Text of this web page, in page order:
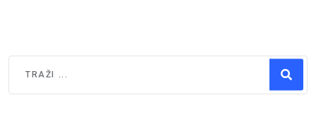
Type 2 or more characters for results.